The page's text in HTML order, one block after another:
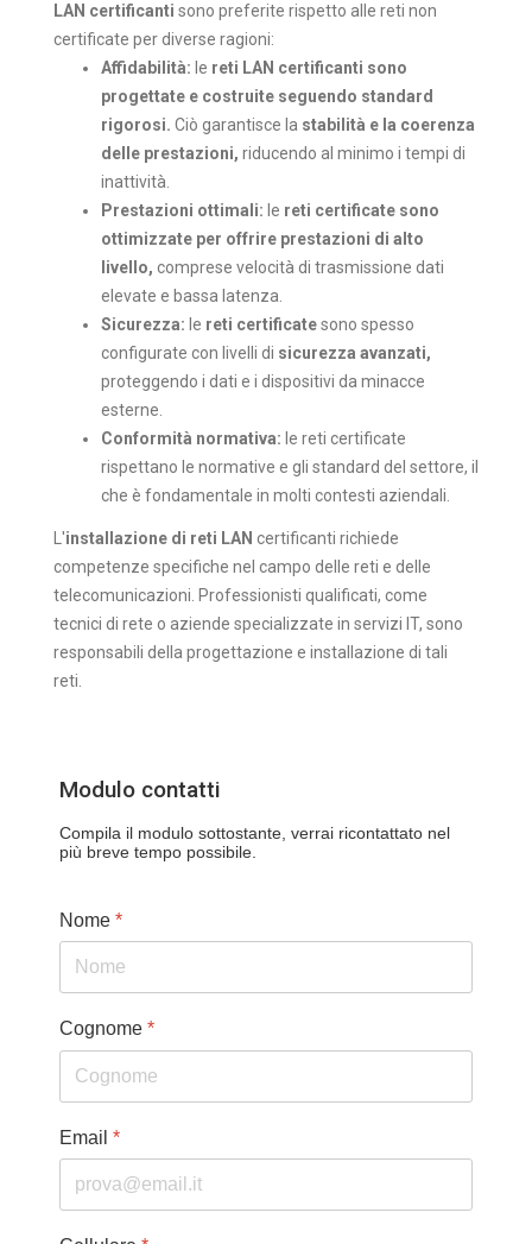
LAN certificanti sono preferite rispetto alle reti non
certificate per diverse ragioni:
Affidabilità: le reti LAN certificanti sono
progettate e costruite seguendo standard
rigorosi. Ciò garantisce la stabilità e la coerenza
delle prestazioni, riducendo al minimo i tempi di
inattività.
Prestazioni ottimali: le reti certificate sono
ottimizzate per offrire prestazioni di alto
livello, comprese velocità di trasmissione dati
elevate e bassa latenza.
Sicurezza: le reti certificatesono spesso
configurate con livelli di sicurezza avanzati,
proteggendo i dati e i dispositivi da minacce
esterne.
Conformità normativa: le reti certificate
rispettano le normative e gli standard del settore, il
che è fondamentale in molti contesti aziendali.
L'installazione di reti LAN certificanti richiede
competenze specifiche nel campo delle reti e delle
telecomunicazioni. Professionisti qualificati, come
tecnici di rete o aziende specializzate in servizi IT, sono
responsabili della progettazione e installazione di tali
reti.
Modulo contatti
Compila il modulo sottostante, verrai ricontattato nel
più breve tempo possibile.
Nome *
Cognome *
Email *